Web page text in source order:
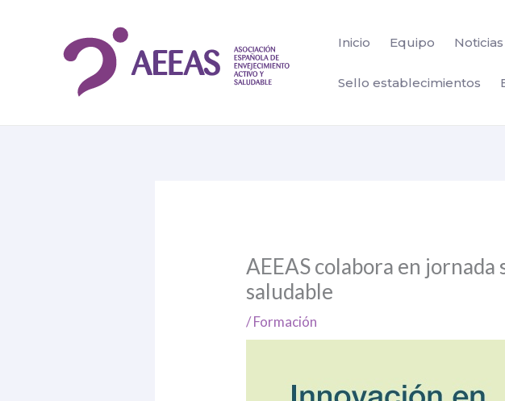
Inicio Equipo Noticias
Sello establecimientos
AEEAS colabora en
saludable
/Formación